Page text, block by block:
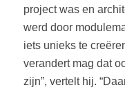
project was en
werd door
iets unieks te
verandert mag dat
zijn”, vertelt hij.